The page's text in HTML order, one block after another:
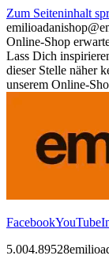
Zum Seiteninhalt
emilioadani
Online-Shop
Lass Dich
dieser Stelle näher
unserem Online-
FacebookYouTube
5.004.89528